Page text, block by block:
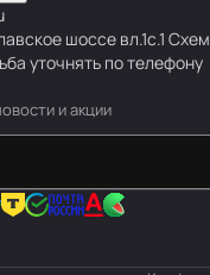
шоссе вл.1с.1
уточнять по телефону
и акции